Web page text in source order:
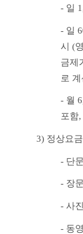
- 일
- 일
시 (
금제
로
- 월
포함
3) 정상요
- 단
- 장
- 사
- 동